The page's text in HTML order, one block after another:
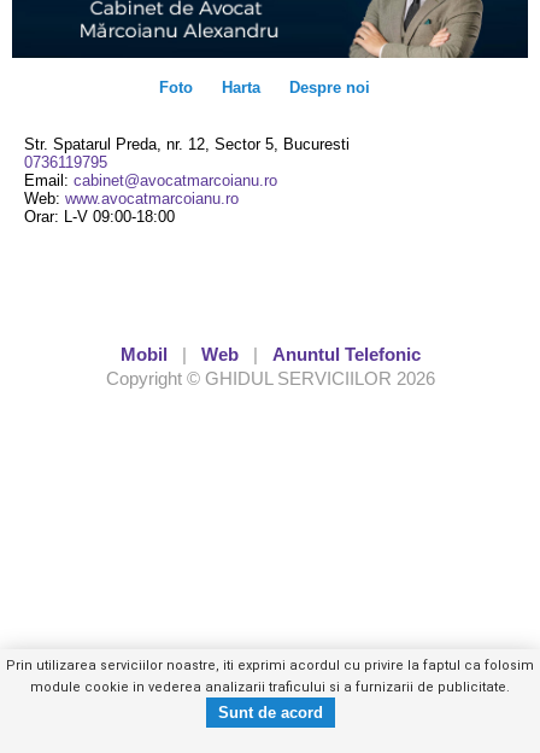
Foto Harta Despre noi
Str. Spatarul Preda, nr. 12, Sector 5, Bucuresti
0736119795
Email: cabinet@avocatmarcoianu.ro
Web: www.avocatmarcoianu.ro
Orar: L-V 09:00-18:00
Trimite mesaj privat
Mobil Web| Anuntul Telefonic
Copyright © GHIDUL SERVICIILOR 2026
Prin utilizarea serviciilor noastre, iti exprimi acordul cu privire la faptul ca folosim
module cookie in vederea analizarii traficului si a furnizarii de publicitate.